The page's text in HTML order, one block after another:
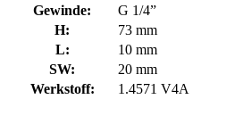
Gewinde:
G 1/4”
H:
73 mm
L:
10 mm
SW:
20 mm
Werkstoff:
1.4571 V4A